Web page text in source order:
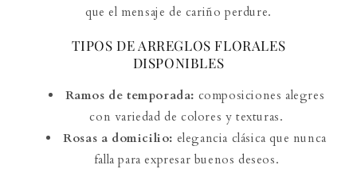
que el mensaje de cariño perdure.
TIPOS DE ARREGLOS FLORALES
DISPONIBLES
Ramos de temporada: composiciones alegres
con variedad de colores y texturas.
Rosas a domicilio: elegancia clásica que nunca
falla para expresar buenos deseos.